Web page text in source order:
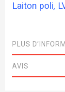
Laiton poli,
PLUS
AVIS